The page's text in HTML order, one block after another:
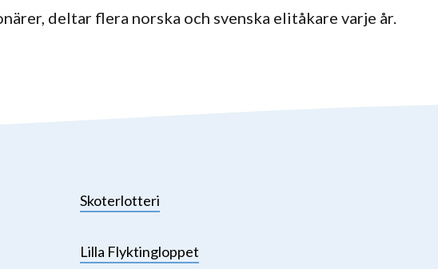
deltar flera norska och svenska elitåkare varje år.
Skoterlotteri
Lilla Flyktingloppet